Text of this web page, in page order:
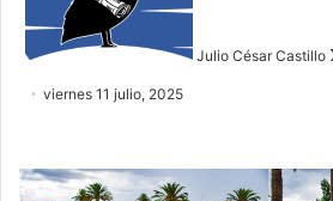
Julio César Castillo
viernes 11 julio, 2025